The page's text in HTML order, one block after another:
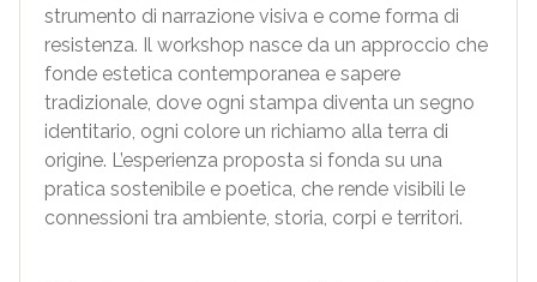
strumento di narrazione visiva e come forma di
resistenza. Il workshop nasce da un approccio che
fonde estetica contemporanea e sapere
tradizionale, dove ogni stampa diventa un segno
identitario, ogni colore un richiamo alla terra di
origine. L’esperienza proposta si fonda su una
pratica sostenibile e poetica, che rende visibili le
connessioni tra ambiente, storia, corpi e territori.